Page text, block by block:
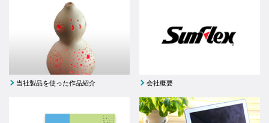
当社製品を使った作品紹介 会社概要